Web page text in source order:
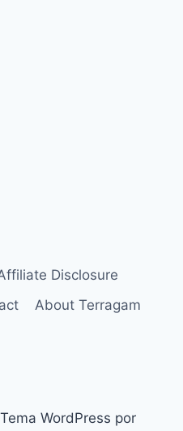
Disclosure
About Terragam
WordPress por